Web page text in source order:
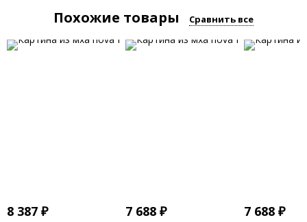
Похожие товары Сравнить все
8 387 ₽ 7 688 ₽ 7 688 ₽